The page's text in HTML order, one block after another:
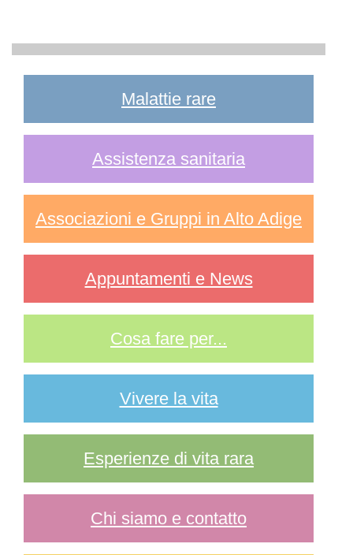
Malattie rare
Assistenza sanitaria
Associazioni e Gruppi in Alto Adige
Appuntamenti e News
Cosa fare per...
Vivere la vita
Esperienze di vita rara
Chi siamo e contatto